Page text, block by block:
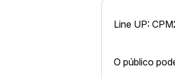
Line UP:
O público